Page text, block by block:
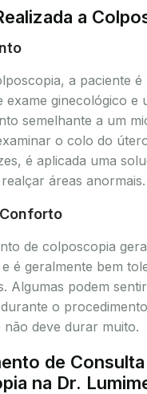
a
a paciente é
exame ginecológico e
semelhante a um
o colo do
é aplicada uma
áreas anormais.
de colposcopia
é geralmente bem
Algumas podem
o
deve durar muito.
de
na Dr.